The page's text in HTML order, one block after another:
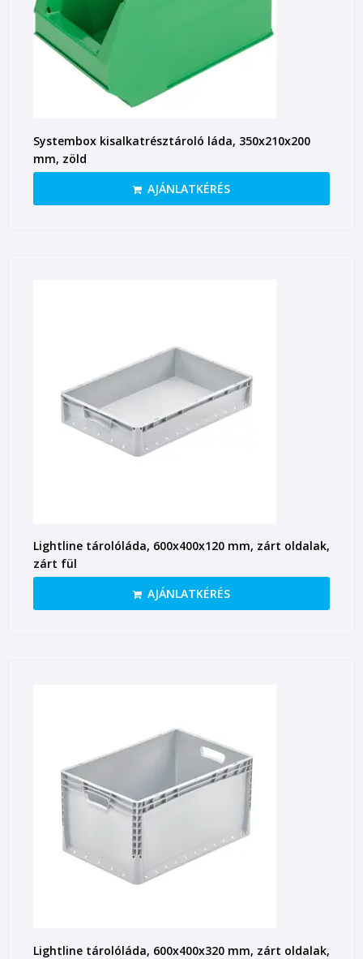
Systembox kisalkatrésztároló láda, 350x210x200
mm, zöld
AJÁNLATKÉRÉS
Lightline tárolóláda, 600x400x120 mm, zárt oldalak,
zárt fül
AJÁNLATKÉRÉS
Lightline tárolóláda, 600x400x320 mm, zárt oldalak,